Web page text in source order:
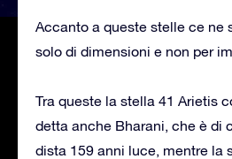
Accanto a queste stelle ce ne
solo di dimensioni e non per
Tra queste la stella 41 Arietis
detta anche Bharani, che è di
dista 159 anni luce, mentre la